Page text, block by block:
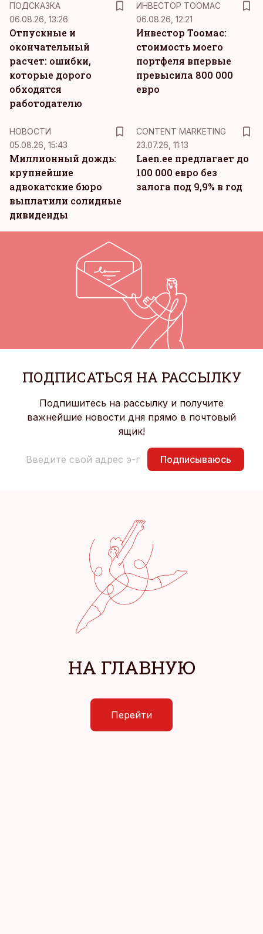
ПОДСКАЗКА
06.08.26, 13:26
Отпускные и
окончательный
расчет: ошибки,
которые дорого
обходятся
работодателю
ИНВЕСТОР ТООМАС
06.08.26, 12:21
Инвестор Тоомас:
стоимость моего
портфеля впервые
превысила 800 000
евро
НОВОСТИ
05.08.26, 15:43
Миллионный дождь:
крупнейшие
адвокатские бюро
выплатили солидные
дивиденды
CONTENT MARKETING
23.07.26, 11:13
Laen.ee предлагает до
100 000 евро без
залога под 9,9% в год
ПОДПИСАТЬСЯ НА РАССЫЛКУ
Подпишитесь на рассылку и получите
важнейшие новости дня прямо в почтовый
ящик!
Подписываюсь
НА ГЛАВНУЮ
Перейти